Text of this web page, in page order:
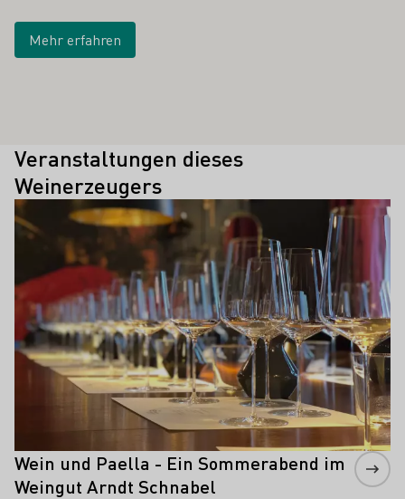
Mehr erfahren
Veranstaltungen dieses
Weinerzeugers
Wein und Paella - Ein Sommerabend im
Weingut Arndt Schnabel
Mehr erfahren